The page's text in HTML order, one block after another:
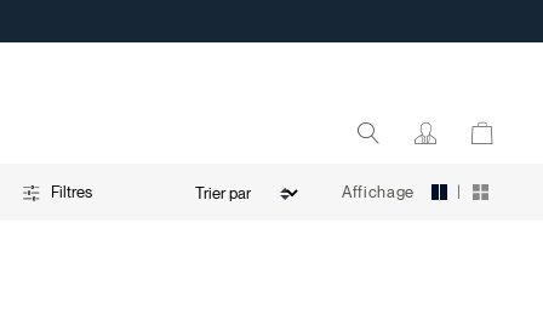
Filtres Affichage |